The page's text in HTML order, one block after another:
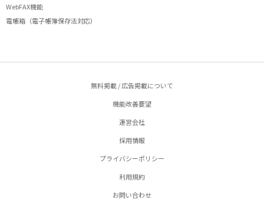
WebFAX機能
電帳箱（電子帳簿保存法対応）
無料掲載 / 広告掲載について
機能改善要望
運営会社
採用情報
プライバシーポリシー
利用規約
お問い合わせ